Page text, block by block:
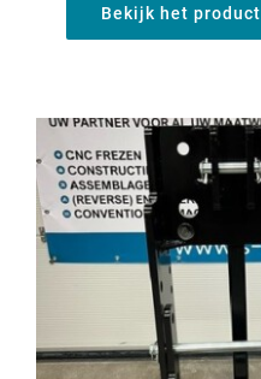
Bekijk het product